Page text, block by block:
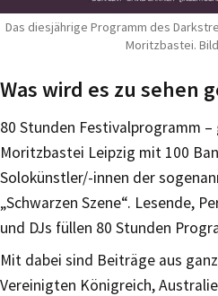
Das diesjährige Programm des
Moritzbastei.
Was wird es zu sehen
80 Stunden Festivalprogramm
Moritzbastei Leipzig mit 100
Solokünstler/-innen der
„Schwarzen Szene“. Lesende,
und DJs füllen 80 Stunden
Mit dabei sind Beiträge aus
Vereinigten Königreich,